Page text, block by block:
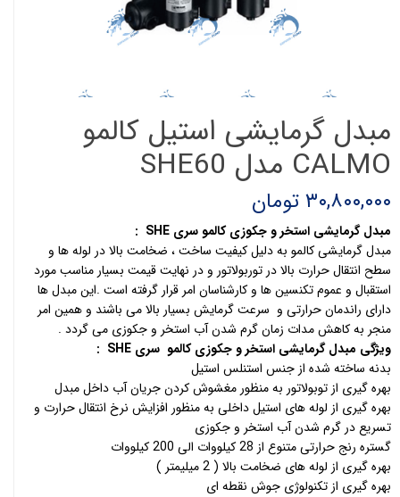
مبدل گرمایشی استیل کالمو
CALMO مدل SHE60
۳۰,۸۰۰,۰۰۰ تومان
مبدل گرمایشی استخر و جکوزی کالمو سری SHE
:
مبدل گرمایشی کالمو به دلیل کیفیت ساخت ، ضخامت بالا در لوله ها و
سطح انتقال حرارت بالا در توربولاتور و در نهایت قیمت بسیار مناسب مورد
استقبال و عموم تکنسین ها و کارشناسان امر قرار گرفته است .این مبدل ها
دارای راندمان حرارتی و سرعت گرمایش بسیار بالا می باشند و همین امر
منجر به کاهش مدات زمان گرم شدن آب استخر و جکوزی می گردد .
ویژگی مبدل گرمایشی استخر و جکوزی کالمو سری SHE
:
بدنه ساخته شده از جنس استنلس استیل
بهره گیری از توبولاتور به منظور مغشوش کردن جریان آب داخل مبدل
بهره گیری از لوله های استیل داخلی به منظور افزایش نرخ انتقال حرارت و
تسریع در گرم شدن آب استخر و جکوزی
گستره رنج حرارتی متنوع از 28 کیلووات الی 200 کیلووات
بهره گیری از لوله های ضخامت بالا ( 2 میلیمتر )
بهره گیری از تکنولوژی جوش نقطه ای